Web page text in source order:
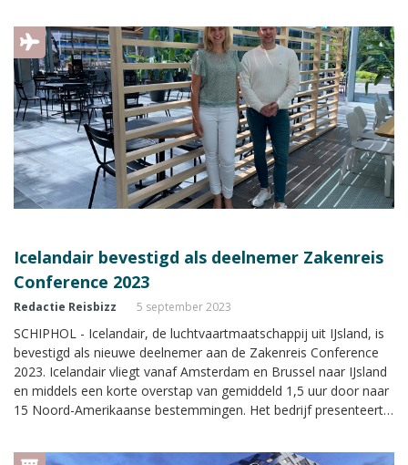
Icelandair bevestigd als deelnemer Zakenreis
Conference 2023
Redactie Reisbizz 5 september 2023
SCHIPHOL - Icelandair, de luchtvaartmaatschappij uit IJsland, is
bevestigd als nieuwe deelnemer aan de Zakenreis Conference
2023. Icelandair vliegt vanaf Amsterdam en Brussel naar IJsland
en middels een korte overstap van gemiddeld 1,5 uur door naar
15 Noord-Amerikaanse bestemmingen. Het bedrijf presenteert
Zakenreis Conference.